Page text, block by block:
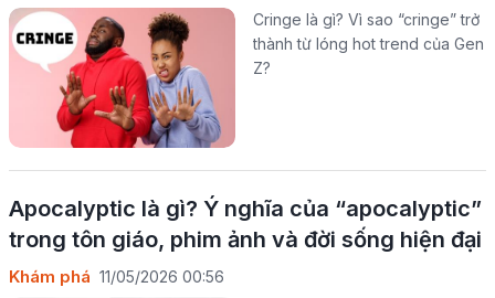
Cringe là gì? Vì sao “cringe” trở
thành từ lóng hot trend của Gen
Z?
Apocalyptic là gì? Ý nghĩa của “apocalyptic”
trong tôn giáo, phim ảnh và đời sống hiện đại
Khám phá 11/05/2026 00:56